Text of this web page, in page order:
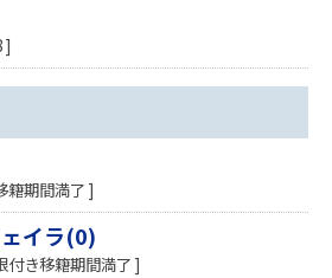
]
籍期間満了 ]
イラ(0)
付き移籍期間満了 ]